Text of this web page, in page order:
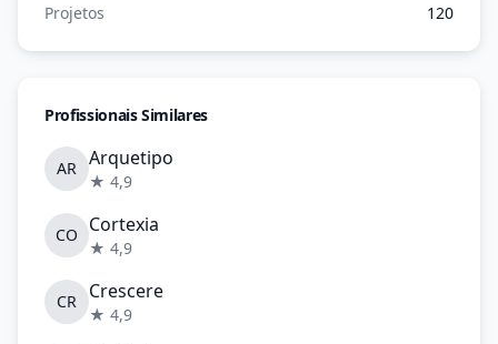
Projetos
120
Profissionais Similares
AR Arquetipo
★ 4,9
CO Cortexia
★ 4,9
CR Crescere
★ 4,9